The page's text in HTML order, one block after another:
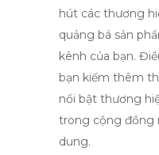
hút các thương
quảng bá sản
kênh của bạn.
bạn kiếm thêm
nổi bật thương
trong cộng đồng
dung.